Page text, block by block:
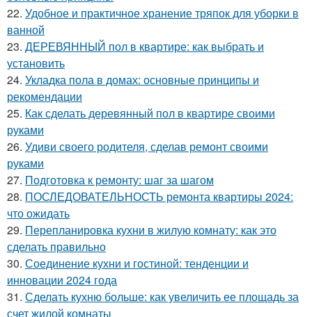
22. Удобное и практичное хранение тряпок для уборки в
ванной
23. ДЕРЕВЯННЫЙ пол в квартире: как выбрать и
установить
24. Укладка пола в домах: основные принципы и
рекомендации
25. Как сделать деревянный пол в квартире своими
руками
26. Удиви своего родителя, сделав ремонт своими
руками
27. Подготовка к ремонту: шаг за шагом
28. ПОСЛЕДОВАТЕЛЬНОСТЬ ремонта квартиры 2024:
что ожидать
29. Перепланировка кухни в жилую комнату: как это
сделать правильно
30. Соединение кухни и гостиной: тенденции и
инновации 2024 года
31. Сделать кухню больше: как увеличить ее площадь за
счет жилой комнаты